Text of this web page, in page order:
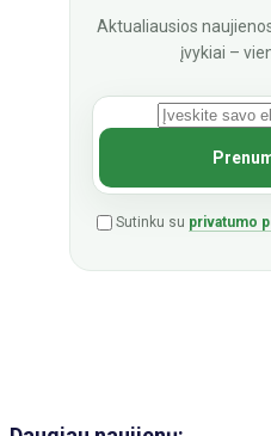
Aktualiausios
įvykiai –
Sutinku su privatumo